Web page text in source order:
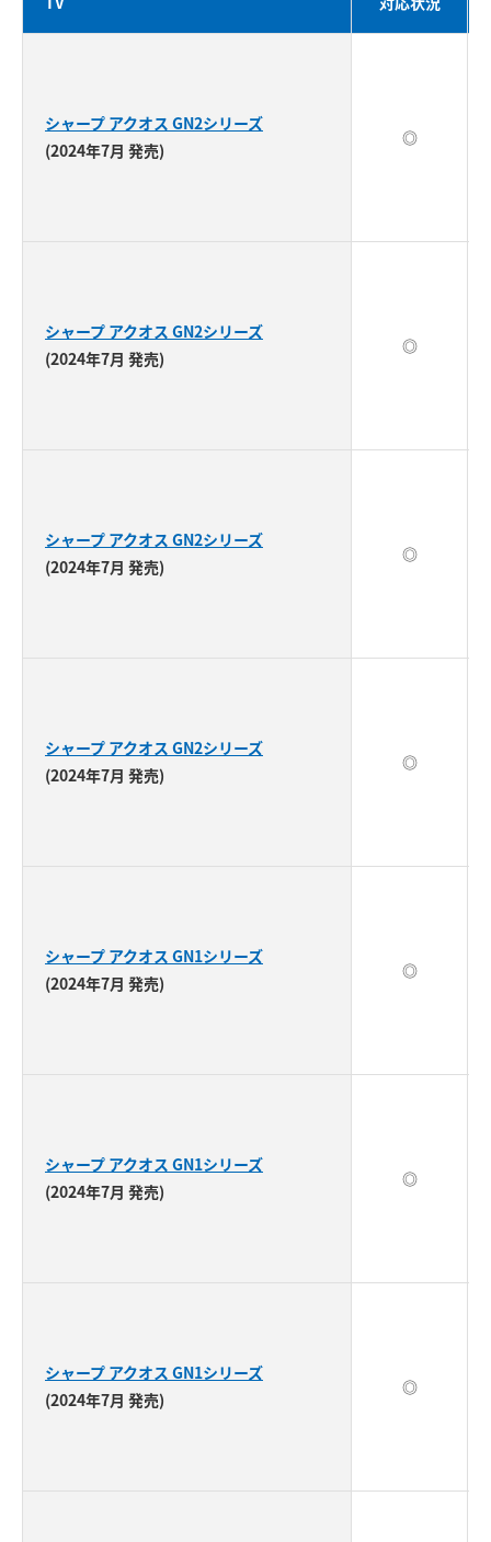
シャープ アクオス GN2シリーズ
(2024年7月 発売)
◎
シャープ アクオス GN2シリーズ
(2024年7月 発売)
◎
シャープ アクオス GN2シリーズ
(2024年7月 発売)
◎
シャープ アクオス GN2シリーズ
(2024年7月 発売)
◎
シャープ アクオス GN1シリーズ
(2024年7月 発売)
◎
シャープ アクオス GN1シリーズ
(2024年7月 発売)
◎
シャープ アクオス GN1シリーズ
(2024年7月 発売)
◎